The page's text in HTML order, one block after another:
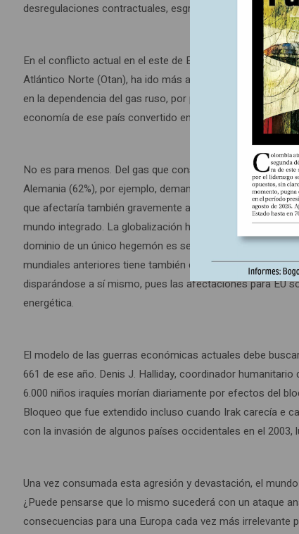
desregulaciones contractuales, esgrimidos como los
En el conflicto actual en el este de Europa, la respuesta a
Atlántico Norte (Otan), ha ido más allá de armar a
en la dependencia del gas ruso, por parte de algunas de
economía de ese país convertido en enemigo, pues el
No es para menos. Del gas que consume Europa, el 40
Alemania (62%), por ejemplo, demandan de ese
que afectaría también gravemente a algunos de los
mundo integrado. La globalización ha mostrado sus
dominio de un único hegemón es seriamente desafiado.
mundiales anteriores tiene también como escenario el
disparándose a sí mismo, pues las afectaciones para EU
energética.
El modelo de las guerras económicas actuales debe
661 de ese año. Denis J. Halliday, coordinador
6.000 niños iraquíes morían diariamente por efectos del
Bloqueo que fue extendido incluso cuando Irak carecía e
con la invasión de algunos países occidentales en el
Una vez consumada esta agresión y devastación, el
¿Puede pensarse que lo mismo sucederá con un ataque
consecuencias para una Europa cada vez más irrelevante